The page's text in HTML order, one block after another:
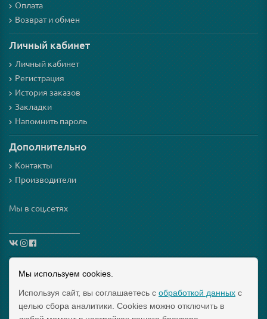
Оплата
Возврат и обмен
Личный кабинет
Личный кабинет
Регистрация
История заказов
Закладки
Напомнить пароль
Дополнительно
Контакты
Производители
Мы в соц.сетях
_________________
Схема проезда
Интернет-магазин мезороллеров и косметики для них
"Mezoroller-Info" © 2015-2019 МЕЗОРОЛЛЕР – ТВОЙ
Мы используем cookies.
Используя сайт, вы соглашаетесь с обработкой данных с
целью сбора аналитики. Cookies можно отключить в